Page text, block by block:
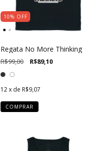
10% OFF
Regata No More Thinking
R$99,00 R$89,10
12 x de R$9,07
COMPRAR